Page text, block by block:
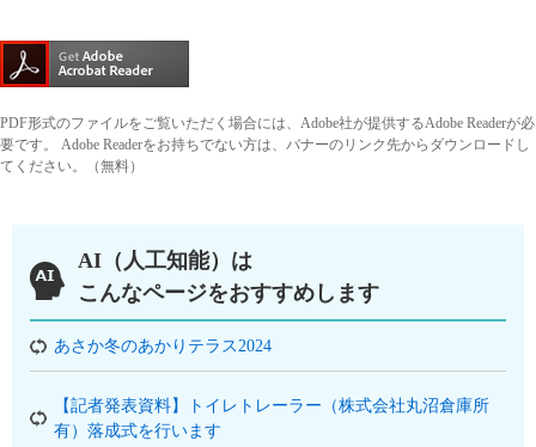
PDF形式のファイルをご覧いただく場合には、Adobe社が提供するAdobe Readerが必
要です。
Adobe Readerをお持ちでない方は、バナーのリンク先からダウンロードし
てください。（無料）
AI（人工知能）は
こんなページをおすすめします
あさか冬のあかりテラス2024
【記者発表資料】トイレトレーラー（株式会社丸沼倉庫所
有）落成式を行います